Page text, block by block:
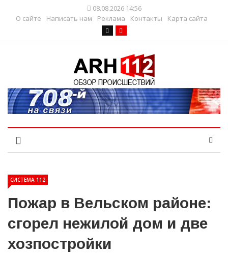
08.08.2026 14:56
О сайте
Написать нам Реклама Контакты Карта сайта
СИСТЕМА 112
Пожар в Вельском районе:
сгорел нежилой дом и две
хозпостройки